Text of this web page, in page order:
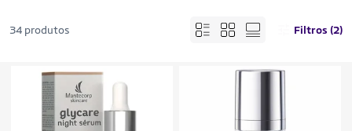
34 produtos Filtros (2)